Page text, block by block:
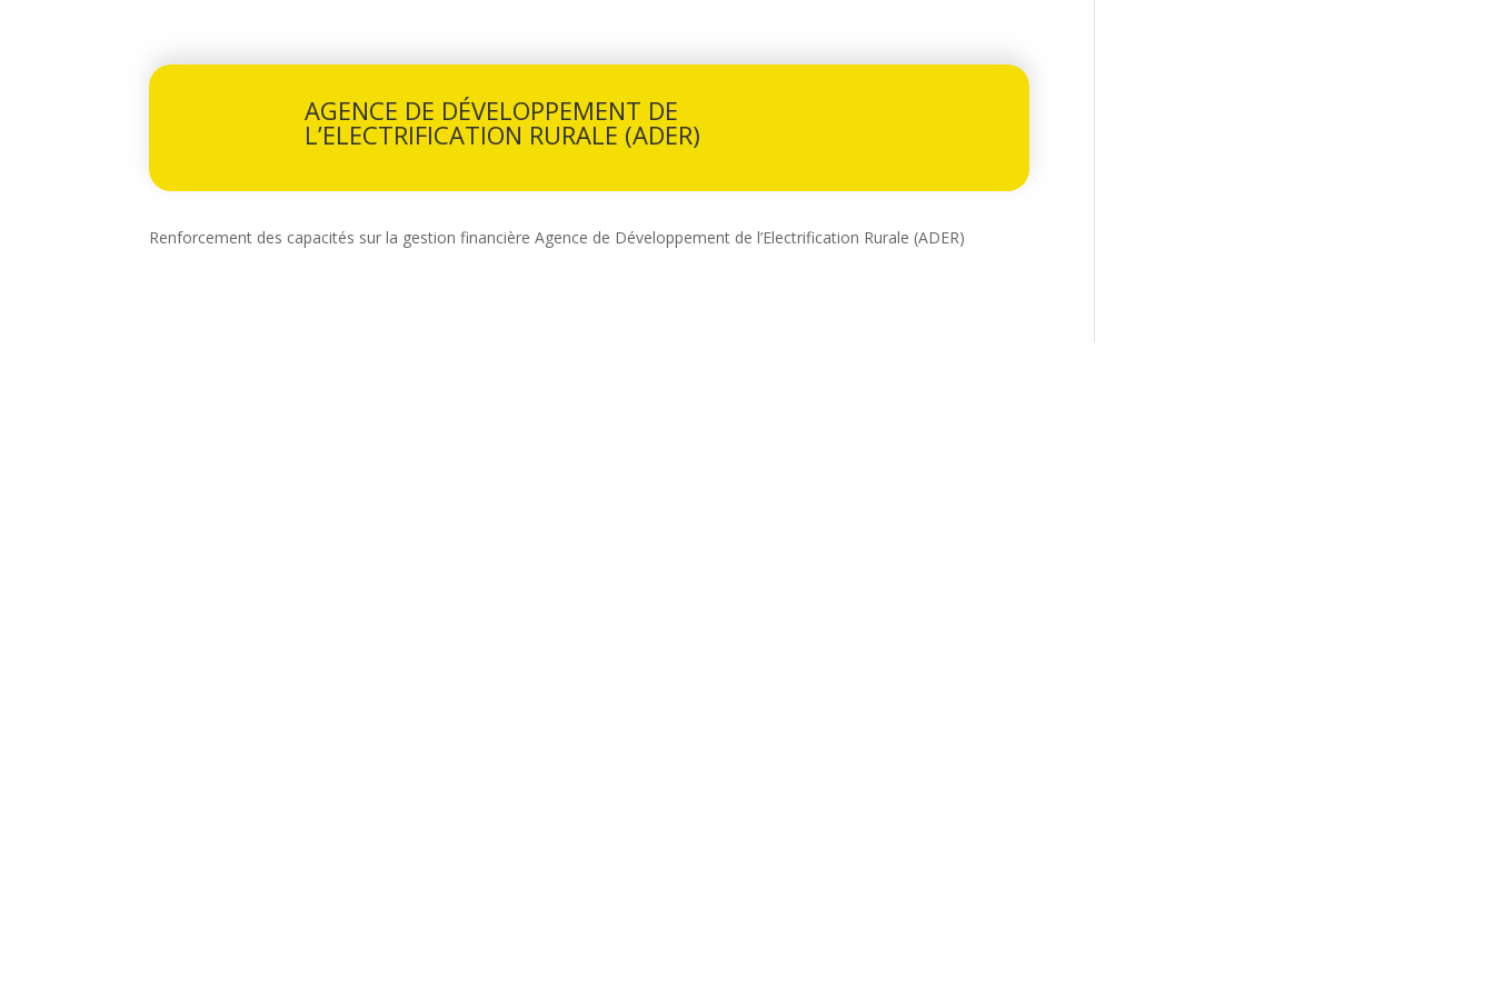
AGENCE DE DÉVELOPPEMENT DE
L’ELECTRIFICATION RURALE (ADER)
Renforcement des capacités sur la gestion financière Agence de Développement de l’Electrification Rurale (ADER)